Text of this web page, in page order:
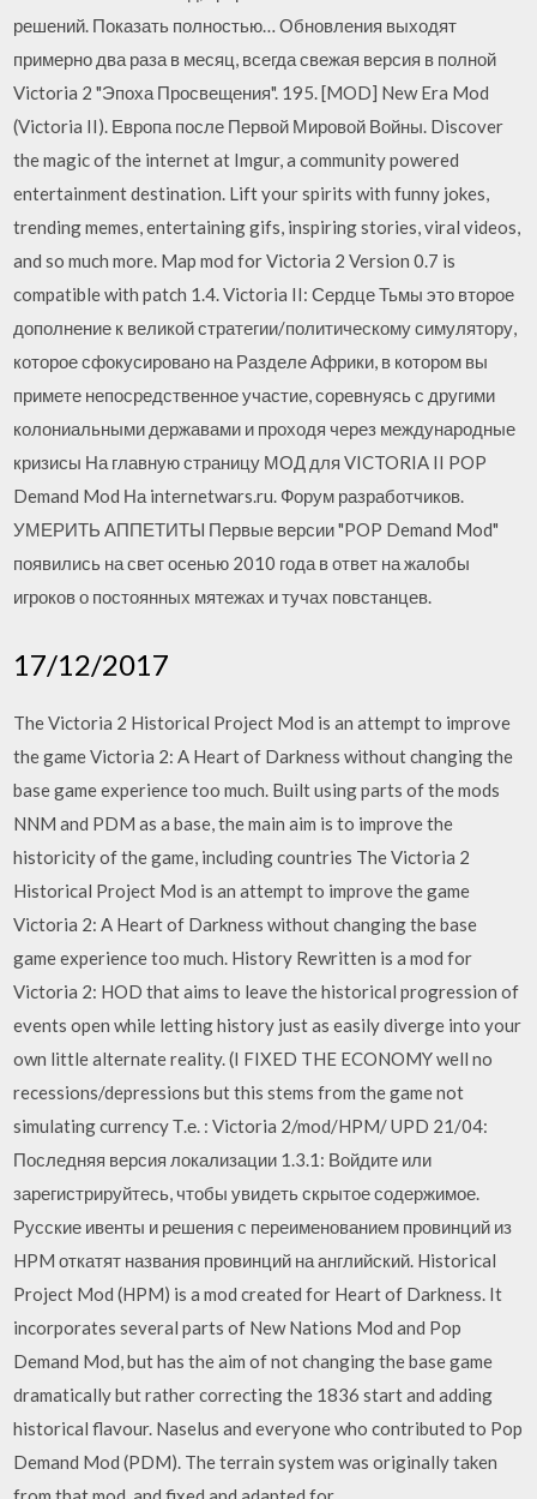
решений. Показать полностью… Обновления выходят
примерно два раза в месяц, всегда свежая версия в полной
Victoria 2 "Эпоха Просвещения". 195. [MOD] New Era Mod
(Victoria II). Европа после Первой Мировой Войны. Discover
the magic of the internet at Imgur, a community powered
entertainment destination. Lift your spirits with funny jokes,
trending memes, entertaining gifs, inspiring stories, viral videos,
and so much more. Map mod for Victoria 2 Version 0.7 is
compatible with patch 1.4. Victoria II: Сердце Тьмы это второе
дополнение к великой стратегии/политическому симулятору,
которое сфокусировано на Разделе Африки, в котором вы
примете непосредственное участие, соревнуясь с другими
колониальными державами и проходя через международные
кризисы На главную страницу МОД для VICTORIA II POP
Demand Mod На internetwars.ru. Форум разработчиков.
УМЕРИТЬ АППЕТИТЫ Первые версии "POP Demand Mod"
появились на свет осенью 2010 года в ответ на жалобы
игроков о постоянных мятежах и тучах повстанцев.
17/12/2017
The Victoria 2 Historical Project Mod is an attempt to improve
the game Victoria 2: A Heart of Darkness without changing the
base game experience too much. Built using parts of the mods
NNM and PDM as a base, the main aim is to improve the
historicity of the game, including countries The Victoria 2
Historical Project Mod is an attempt to improve the game
Victoria 2: A Heart of Darkness without changing the base
game experience too much. History Rewritten is a mod for
Victoria 2: HOD that aims to leave the historical progression of
events open while letting history just as easily diverge into your
own little alternate reality. (I FIXED THE ECONOMY well no
recessions/depressions but this stems from the game not
simulating currency Т.е. : Victoria 2/mod/HPM/ UPD 21/04:
Последняя версия локализации 1.3.1: Войдите или
зарегистрируйтесь, чтобы увидеть скрытое содержимое.
Русские ивенты и решения с переименованием провинций из
HPM откатят названия провинций на английский. Historical
Project Mod (HPM) is a mod created for Heart of Darkness. It
incorporates several parts of New Nations Mod and Pop
Demand Mod, but has the aim of not changing the base game
dramatically but rather correcting the 1836 start and adding
historical flavour. Naselus and everyone who contributed to Pop
Demand Mod (PDM). The terrain system was originally taken